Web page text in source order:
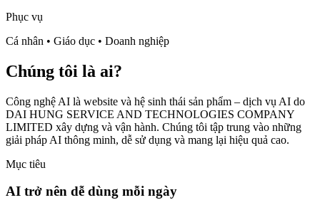
Phục vụ
Cá nhân • Giáo dục • Doanh nghiệp
Chúng tôi là ai?
Công nghệ AI là website và hệ sinh thái sản phẩm – dịch vụ AI do
DAI HUNG SERVICE AND TECHNOLOGIES COMPANY
LIMITED xây dựng và vận hành. Chúng tôi tập trung vào những
giải pháp AI thông minh, dễ sử dụng và mang lại hiệu quả cao.
Mục tiêu
AI trở nên dễ dùng mỗi ngày